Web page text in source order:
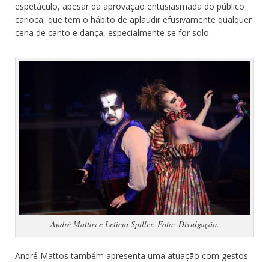
espetáculo, apesar da aprovação entusiasmada do público
carioca, que tem o hábito de aplaudir efusivamente qualquer
cena de canto e dança, especialmente se for solo.
André Mattos e Letícia Spiller. Foto: Divulgação.
André Mattos também apresenta uma atuação com gestos